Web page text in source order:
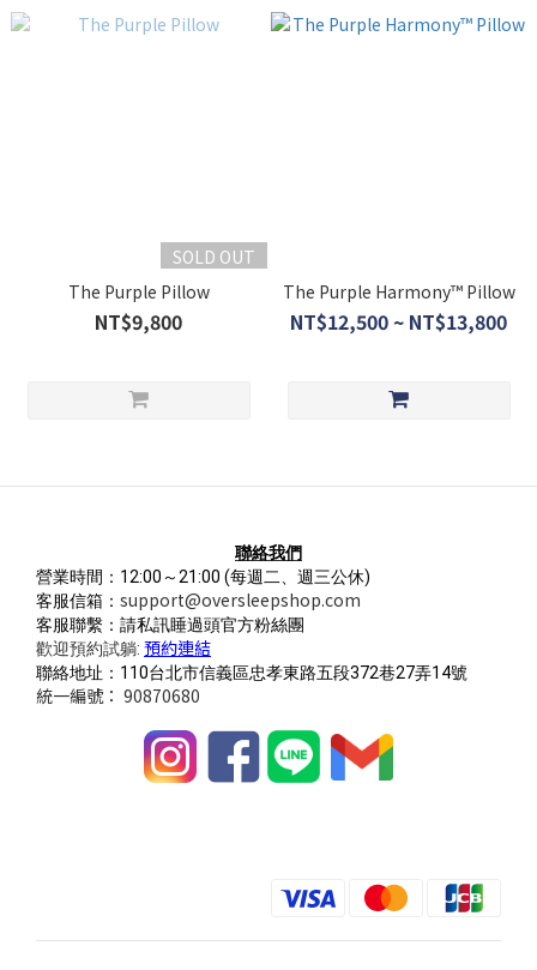
SOLD OUT
The Purple Pillow
NT$9,800
The Purple Harmony™ Pillow
NT$12,500 ~ NT$13,800
聯絡我們
營業時間：12:00～21:00 (每週二、週三公休)
客服信箱： support@oversleepshop.com
客服聯繫：請私訊睡過頭官方粉絲團
歡迎預約試躺: 預約連結
聯絡地址：110台北市信義區忠孝東路五段372巷27弄14號
統一編號： 90870680